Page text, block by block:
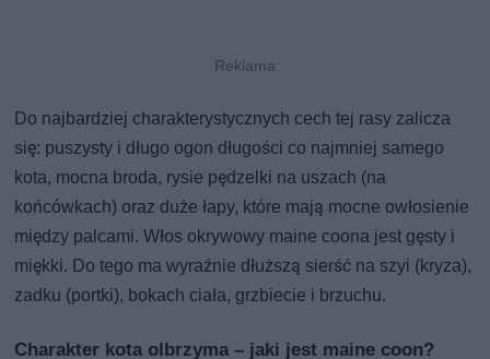
Do najbardziej charakterystycznych cech tej rasy zalicza
się: puszysty i długo ogon długości co najmniej samego
kota, mocna broda, rysie pędzelki na uszach (na
końcówkach) oraz duże łapy, które mają mocne owłosienie
między palcami. Włos okrywowy maine coona jest gęsty i
miękki. Do tego ma wyraźnie dłuższą sierść na szyi (kryza),
zadku (portki), bokach ciała, grzbiecie i brzuchu.
Charakter kota olbrzyma – jaki jest maine coon?